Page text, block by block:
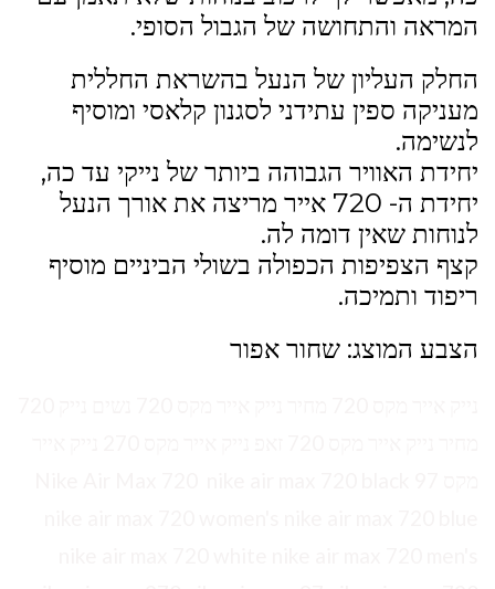
המראה והתחושה של הגבול הסופי.
החלק העליון של הנעל בהשראת החללית
מעניקה ספין עתידני לסגנון קלאסי ומוסיף
לנשימה.
יחידת האוויר הגבוהה ביותר של נייקי עד כה,
יחידת ה- 720 אייר מריצה את אורך הנעל
לנוחות שאין דומה לה.
קצף הצפיפות הכפולה בשולי הביניים מוסיף
ריפוד ותמיכה.
הצבע המוצג: שחור אפור